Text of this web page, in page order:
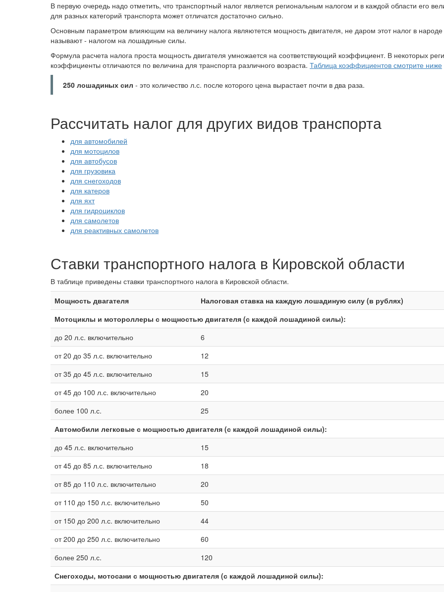
В первую очередь надо отметить, что транспортный налог является региональным налогом и в каждой области его
для разных категорий транспорта может отличатся достаточно сильно.
Основным параметром влияющим на величину налога являютется мощность двигателя, не даром этот налог в народе
называют - налогом на лошадиные силы.
Формула расчета налога проста мощность двигателя умножается на соответствующий коэффициент. В некоторых
коэффициенты отличаются по величина для транспорта различного возраста. Таблица коэффициентов смотрите ниже
250 лошадиных сил - это количество л.с. после которого цена вырастает почти в два раза.
Рассчитать налог для других видов транспорта
для автомобилей
для мотоцилов
для автобусов
для грузовика
для снегоходов
для катеров
для яхт
для гидроциклов
для самолетов
для реактивных самолетов
Ставки транспортного налога в Кировской области
В таблице приведены ставки транспортного налога в Кировской области.
Мощность двагателя
Налоговая ставка на каждую лошадиную силу (в рублях)
Мотоциклы и мотороллеры с мощностью двигателя (с каждой лошадиной силы):
до 20 л.с. включительно
6
от 20 до 35 л.с. включительно
12
от 35 до 45 л.с. включительно
15
от 45 до 100 л.с. включительно
20
более 100 л.с.
25
Автомобили легковые с мощностью двигателя (с каждой лошадиной силы):
до 45 л.с. включительно
15
от 45 до 85 л.с. включительно
18
от 85 до 110 л.с. включительно
20
от 110 до 150 л.с. включительно
50
от 150 до 200 л.с. включительно
44
от 200 до 250 л.с. включительно
60
более 250 л.с.
120
Снегоходы, мотосани с мощностью двигателя (с каждой лошадиной силы):